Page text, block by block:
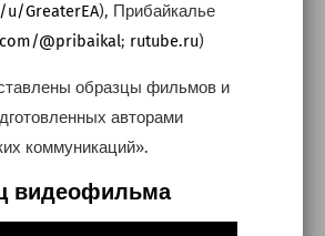
u/GreaterEA), Прибайкалье
@pribaikal; rutube.ru)
образцы фильмов и
авторами
коммуникаций».
видеофильма